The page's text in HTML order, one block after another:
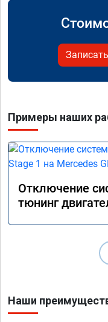
Примеры наших
Отключение
тюнинг
Наши